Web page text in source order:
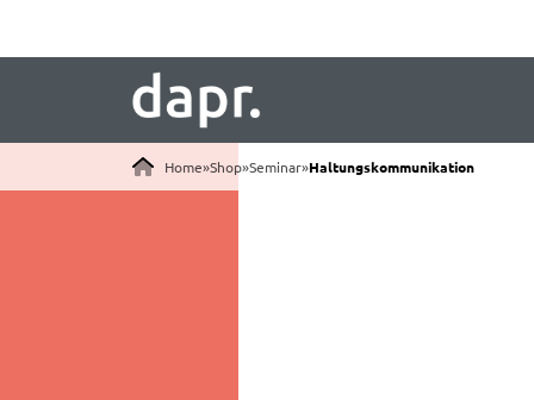
Home»Shop»Seminar»Haltungskommunikation